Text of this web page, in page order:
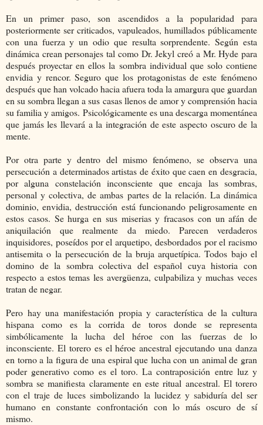
En un primer paso, son ascendidos a la popularidad para
posteriormente ser criticados, vapuleados, humillados públicamente
con una fuerza y un odio que resulta sorprendente. Según esta
dinámica crean personajes tal como Dr. Jekyl creó a Mr. Hyde para
después proyectar en ellos la sombra individual que solo contiene
envidia y rencor. Seguro que los protagonistas de este fenómeno
después que han volcado hacia afuera toda la amargura que guardan
en su sombra llegan a sus casas llenos de amor y comprensión hacia
su familia y amigos. Psicológicamente es una descarga momentánea
que jamás les llevará a la integración de este aspecto oscuro de la
mente.
Por otra parte y dentro del mismo fenómeno, se observa una
persecución a determinados artistas de éxito que caen en desgracia,
por alguna constelación inconsciente que encaja las sombras,
personal y colectiva, de ambas partes de la relación. La dinámica
dominio, envidia, destrucción está funcionando peligrosamente en
estos casos. Se hurga en sus miserias y fracasos con un afán de
aniquilación que realmente da miedo. Parecen verdaderos
inquisidores, poseídos por el arquetipo, desbordados por el racismo
antisemita o la persecución de la bruja arquetípica. Todos bajo el
domino de la sombra colectiva del español cuya historia con
respecto a estos temas les avergüenza, culpabiliza y muchas veces
tratan de negar.
Pero hay una manifestación propia y característica de la cultura
hispana como es la corrida de toros donde se representa
simbólicamente la lucha del héroe con las fuerzas de lo
inconsciente. El torero es el héroe ancestral ejecutando una danza
en torno a la figura de una espiral que lucha con un animal de gran
poder generativo como es el toro. La contraposición entre luz y
sombra se manifiesta claramente en este ritual ancestral. El torero
con el traje de luces simbolizando la lucidez y sabiduría del ser
humano en constante confrontación con lo más oscuro de sí
mismo.